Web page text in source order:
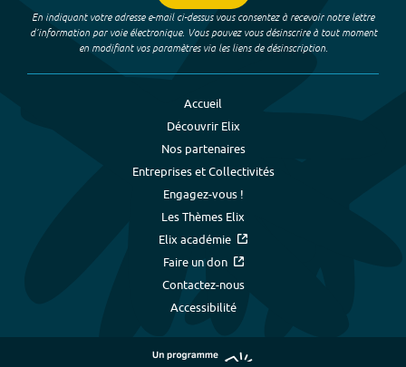
En indiquant votre adresse e-mail ci-dessus vous consentez à recevoir notre lettre
d’information par voie électronique. Vous pouvez vous désinscrire à tout moment
en modifiant vos paramètres via les liens de désinscription.
Accueil
Découvrir Elix
Nos partenaires
Entreprises et Collectivités
Engagez-vous !
Les Thèmes Elix
Elix académie
Faire un don
Contactez-nous
Accessibilité